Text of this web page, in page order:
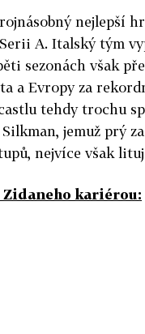
nejlepší
A. Italský tým
sezonách však
a Evropy za
tehdy trochu
jemuž prý
nejvíce však
kariérou: